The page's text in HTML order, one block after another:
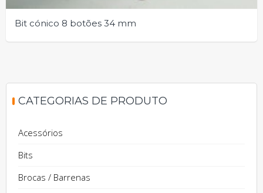
Bit cónico 8 botões 34 mm
CATEGORIAS DE PRODUTO
Acessórios
Bits
Brocas / Barrenas